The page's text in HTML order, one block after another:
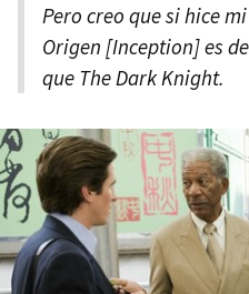
Pero creo que si hice
Origen [Inception] es
que The Dark Knight.